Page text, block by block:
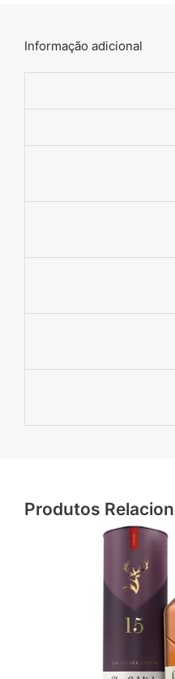
Informação adicional
Produtos